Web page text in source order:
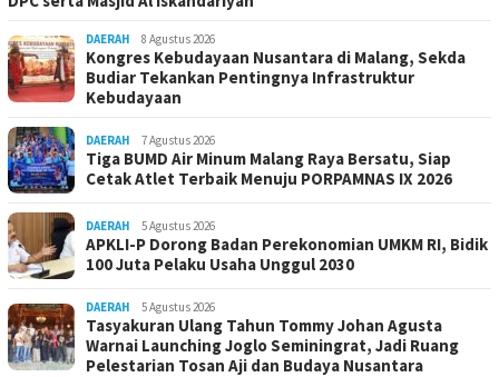
DAERAH 8 Agustus 2026
Kongres Kebudayaan Nusantara di Malang, Sekda
Budiar Tekankan Pentingnya Infrastruktur
Kebudayaan
DAERAH 7 Agustus 2026
Tiga BUMD Air Minum Malang Raya Bersatu, Siap
Cetak Atlet Terbaik Menuju PORPAMNAS IX 2026
DAERAH 5 Agustus 2026
APKLI-P Dorong Badan Perekonomian UMKM RI, Bidik
100 Juta Pelaku Usaha Unggul 2030
DAERAH 5 Agustus 2026
Tasyakuran Ulang Tahun Tommy Johan Agusta
Warnai Launching Joglo Seminingrat, Jadi Ruang
Pelestarian Tosan Aji dan Budaya Nusantara